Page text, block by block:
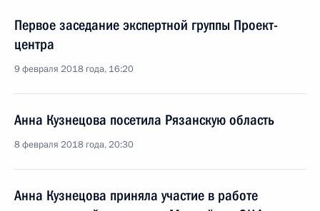
Первое заседание экспертной группы Проект-
центра
9 февраля 2018 года, 16:20
Анна Кузнецова посетила Рязанскую область
8 февраля 2018 года, 20:30
Анна Кузнецова приняла участие в работе